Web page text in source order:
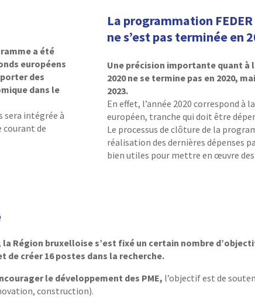
a été
européens
des
dans le
sera intégrée à
courant de
La programmation
ne s’est pas terminée en
Une précision importante quant à
2020 ne se termine pas en 2020,
2023.
En effet, l’année 2020 correspond à
européen, tranche qui doit être
Le processus de clôture de la
réalisation des dernières dépenses
bien utiles pour mettre en œuvre
la Région bruxelloise s’est fixé un certain nombre
de créer 16 postes dans la recherche.
le développement des PME, l’objectif est de
construction).